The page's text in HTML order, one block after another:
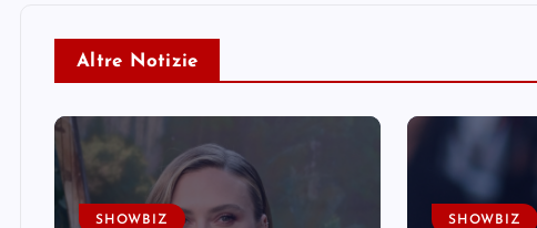
Altre Notizie
SHOWBIZ SHOWBIZ